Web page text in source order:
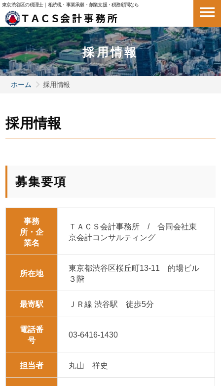
東京渋谷区の税理士｜相続税・事業承継・創業支援・税務顧問なら
採用情報
ホーム 採用情報
採用情報
募集要項
事務
所・企
業名
ＴＡＣＳ会計事務所 / 合同会社東
京会計コンサルティング
所在地
東京都渋谷区桜丘町13-11 的場ビル
３階
最寄駅 ＪＲ線 渋谷駅 徒歩5分
電話番
号
03-6416-1430
担当者 丸山 祥史